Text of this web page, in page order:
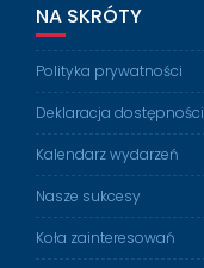
NA SKRÓTY
Polityka prywatności
Deklaracja dostępności
Kalendarz wydarzeń
Nasze sukcesy
Koła zainteresowań